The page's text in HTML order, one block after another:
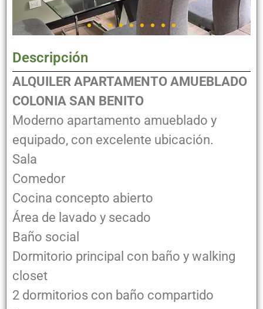
Descripción
ALQUILER APARTAMENTO AMUEBLADO
COLONIA SAN BENITO
Moderno apartamento amueblado y
equipado, con excelente ubicación.
Sala
Comedor
Cocina concepto abierto
Área de lavado y secado
Baño social
Dormitorio principal con baño y walking
closet
2 dormitorios con baño compartido